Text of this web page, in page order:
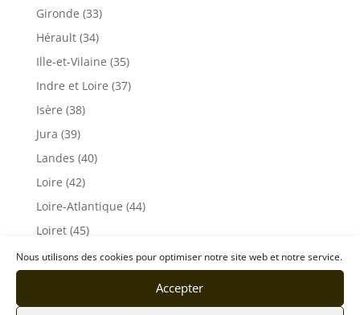
Nous utilisons des cookies pour optimiser notre site web et notre service.
Accepter
Gironde (33)
Hérault (34)
Ille-et-Vilaine (35)
Indre et Loire (37)
Isère (38)
Jura (39)
Landes (40)
Loire (42)
Loire-Atlantique (44)
Loiret (45)
Maine et Loire (49)